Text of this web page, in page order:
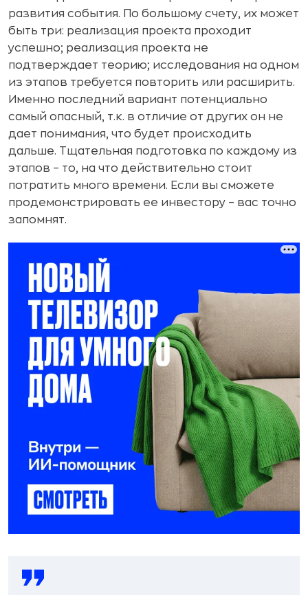
развития события. По большому счету, их может
быть три: реализация проекта проходит
успешно; реализация проекта не
подтверждает теорию; исследования на одном
из этапов требуется повторить или расширить.
Именно последний вариант потенциально
самый опасный, т.к. в отличие от других он не
дает понимания, что будет происходить
дальше. Тщательная подготовка по каждому из
этапов – то, на что действительно стоит
потратить много времени. Если вы сможете
продемонстрировать ее инвестору – вас точно
запомнят.